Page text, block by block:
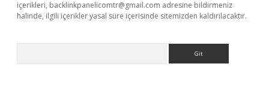
içerikleri, backlinkpanelicomtr@gmail.com adresine bildirmeniz
halinde, ilgili içerikler yasal süre içerisinde sitemizden kaldırılacaktır.